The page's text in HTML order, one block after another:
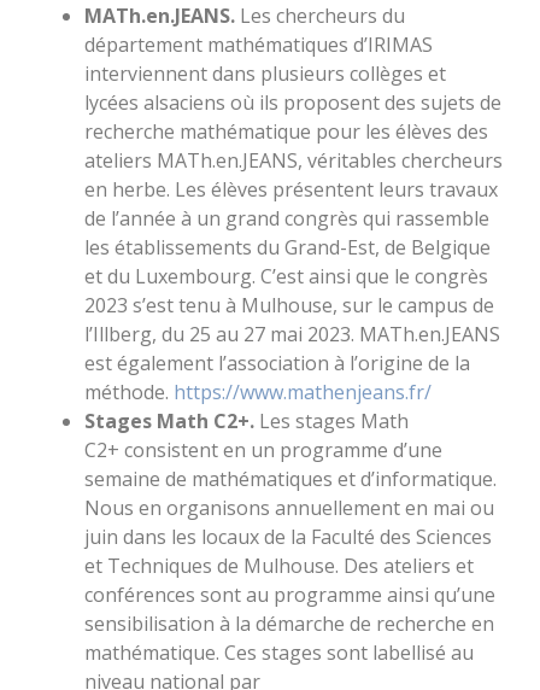
MATh.en.JEANS. Les chercheurs du
département mathématiques d’IRIMAS
interviennent dans plusieurs collèges et
lycées alsaciens où ils proposent des sujets de
recherche mathématique pour les élèves des
ateliers MATh.en.JEANS, véritables chercheurs
en herbe. Les élèves présentent leurs travaux
de l’année à un grand congrès qui rassemble
les établissements du Grand-Est, de Belgique
et du Luxembourg. C’est ainsi que le congrès
2023 s’est tenu à Mulhouse, sur le campus de
l’Illberg, du 25 au 27 mai 2023. MATh.en.JEANS
est également l’association à l’origine de la
méthode. https://www.mathenjeans.fr/
Stages Math C2+. Les stages Math
C2+ consistent en un programme d’une
semaine de mathématiques et d’informatique.
Nous en organisons annuellement en mai ou
juin dans les locaux de la Faculté des Sciences
et Techniques de Mulhouse. Des ateliers et
conférences sont au programme ainsi qu’une
sensibilisation à la démarche de recherche en
mathématique. Ces stages sont labellisé au
niveau national par